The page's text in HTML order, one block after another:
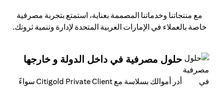
مع منتجاتنا وخدماتنا المصممة بعناية، استمتع بتجربة مصرفية
خاصة بالعملاء في الإمارات العربية المتحدة لإدارة وتنمية ثروتك.
حلول مصرفية في داخل الدولة و خارجها
أدر أموالك بسلاسة مع Citigold Private Client سواءً